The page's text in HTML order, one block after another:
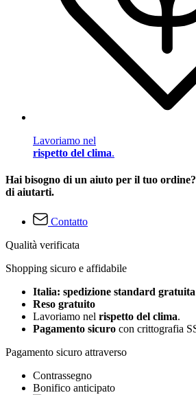
Lavoriamo nel
rispetto del clima.
Hai bisogno di un aiuto per il tuo
di aiutarti.
Contatto
Qualità verificata
Shopping sicuro e affidabile
Italia: spedizione standard gratuita
Reso gratuito
Lavoriamo nel rispetto del clima.
Pagamento sicuro con crittografia
Pagamento sicuro attraverso
Contrassegno
Bonifico anticipato